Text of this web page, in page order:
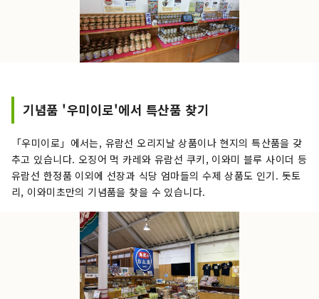
기념품 '우미이로'에서 특산품 찾기
「우미이로」에서는, 유람선 오리지날 상품이나 현지의 특산품을 갖
추고 있습니다. 오징어 먹 카레와 유람선 쿠키, 이와미 블루 사이더 등
유람선 한정품 이외에 선장과 식당 엄마들의 수제 상품도 인기. 돗토
리, 이와미초만의 기념품을 찾을 수 있습니다.